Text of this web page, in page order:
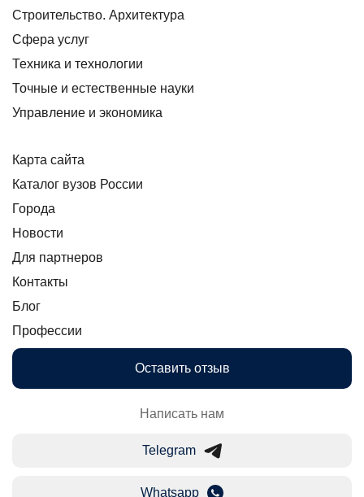
Строительство. Архитектура
Сфера услуг
Техника и технологии
Точные и естественные науки
Управление и экономика
Карта сайта
Каталог вузов России
Города
Новости
Для партнеров
Контакты
Блог
Профессии
Оставить отзыв
Написать нам
Telegram
Whatsapp